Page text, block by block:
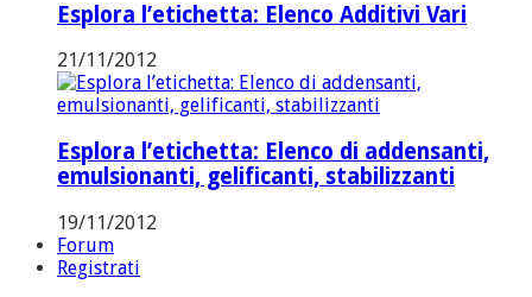
Esplora l’etichetta: Elenco Additivi Vari
21/11/2012
Esplora l’etichetta: Elenco di addensanti,
emulsionanti, gelificanti, stabilizzanti
19/11/2012
Forum
Registrati